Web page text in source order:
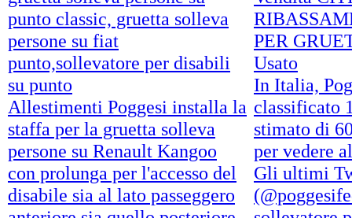
punto classic, gruetta solleva
persone su fiat
punto,sollevatore per disabili
su punto
Allestimenti Poggesi installa la
staffa per la gruetta solleva
persone su Renault Kangoo
con prolunga per l'accesso del
disabile sia al lato passeggero
PER
Usato
In Italia,
classificato
stimato di
per vedere
Gli ultimi